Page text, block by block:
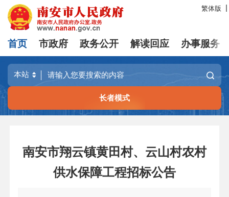
繁体版
首页 市政府 政务公开 解读回应 办事服务
长者模式
南安市翔云镇黄田村、云山村农村
供水保障工程招标公告